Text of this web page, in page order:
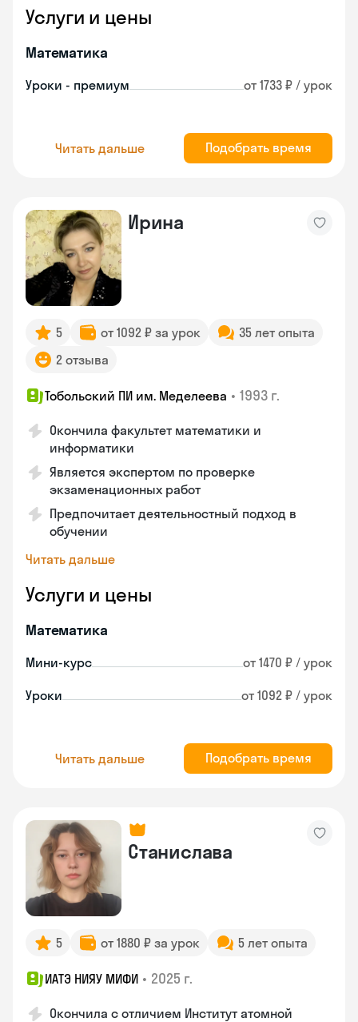
Услуги и цены
Математика
Уроки - премиум от 1733 ₽ / урок
Читать дальше Подобрать время
Ирина
5 от 1092 ₽ за урок
35 лет опыта
2 отзыва
Тобольский ПИ им. Меделеева • 1993 г.
Окончила факультет математики и
информатики
Является экспертом по проверке
экзаменационных работ
Предпочитает деятельностный подход в
обучении
Читать дальше
Услуги и цены
Математика
Мини-курс от 1470 ₽ / урок
Уроки от 1092 ₽ / урок
Читать дальше Подобрать время
Станислава
5 от 1880 ₽ за урок 5 лет опыта
ИАТЭ НИЯУ МИФИ • 2025 г.
Окончила с отличием Институт атомной